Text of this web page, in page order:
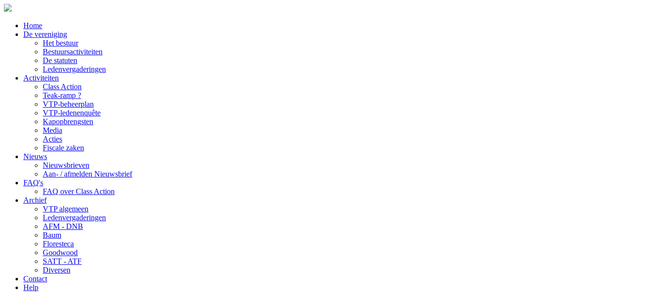
Home
De vereniging
Het bestuur
Bestuursactiviteiten
De statuten
Ledenvergaderingen
Activiteiten
Class Action
Teak-ramp ?
VTP-beheerplan
VTP-ledenenquête
Kapopbrengsten
Media
Acties
Fiscale zaken
Nieuws
Nieuwsbrieven
Aan- / afmelden Nieuwsbrief
FAQ's
FAQ over Class Action
Archief
VTP algemeen
Ledenvergaderingen
AFM - DNB
Baum
Floresteca
Goodwood
SATT - ATF
Diversen
Contact
Help